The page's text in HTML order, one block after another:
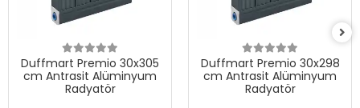
Duffmart Premio 30x305
cm Antrasit Alüminyum
Radyatör
Duffmart Premio 30x298
cm Antrasit Alüminyum
Radyatör